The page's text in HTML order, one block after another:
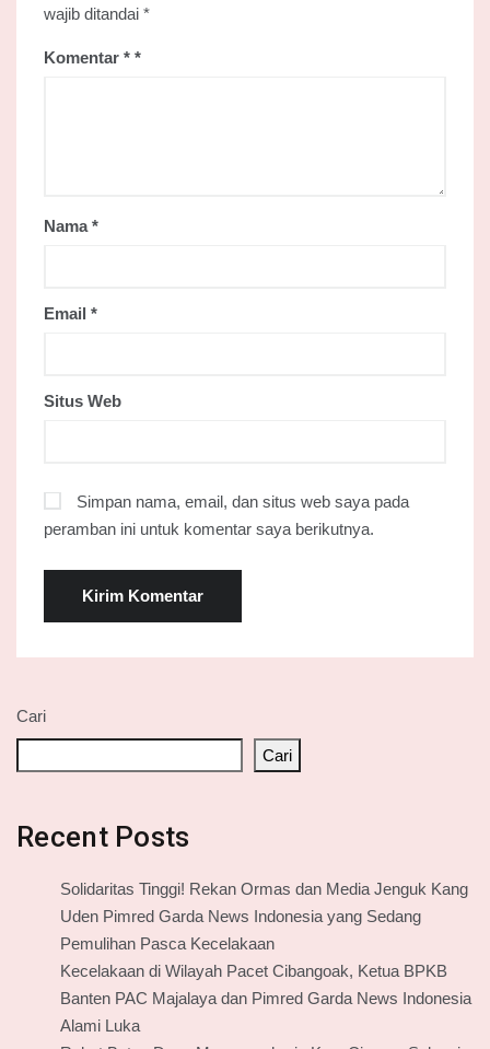
wajib ditandai *
Komentar *
Nama*
Email *
Situs Web
Simpan nama, email, dan situs web saya pada
peramban ini untuk komentar saya berikutnya.
Cari
Cari
Recent Posts
Solidaritas Tinggi! Rekan Ormas dan Media Jenguk Kang
Uden Pimred Garda News Indonesia yang Sedang
Pemulihan Pasca Kecelakaan
Kecelakaan di Wilayah Pacet Cibangoak, Ketua BPKB
Banten PAC Majalaya dan Pimred Garda News Indonesia
Alami Luka